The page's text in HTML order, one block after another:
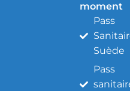
moment
Pass
Suède
Pass